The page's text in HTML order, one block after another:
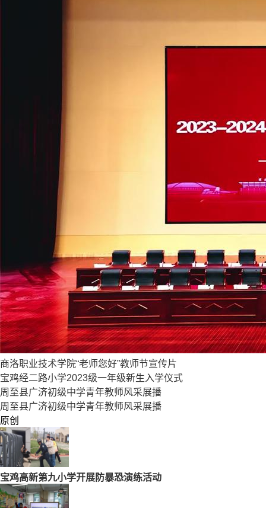
商洛职业技术学院“老师您好”教师节宣传片
宝鸡经二路小学2023级一年级新生入学仪式
周至县广济初级中学青年教师风采展播
周至县广济初级中学青年教师风采展播
原创
宝鸡高新第九小学开展防暴恐演练活动